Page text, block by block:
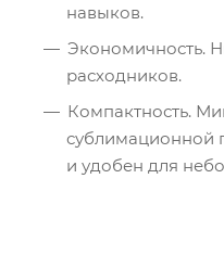
навыков.
Экономичность.
расходников.
Компактность.
сублимационной
и удобен для